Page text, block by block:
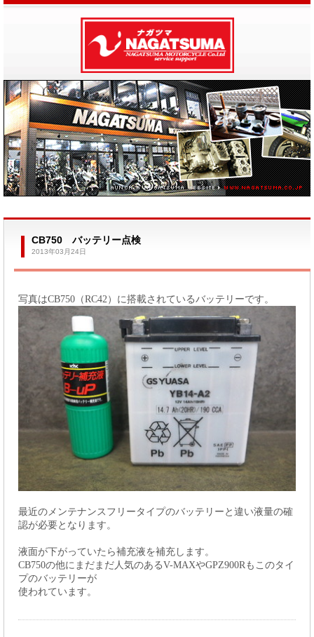
CB750 バッテリー点検
2013年03月24日
写真はCB750（RC42）に搭載されているバッテリーです。
最近のメンテナンスフリータイプのバッテリーと違い液量の確
認が必要となります。
液面が下がっていたら補充液を補充します。
CB750の他にまだまだ人気のあるV-MAXやGPZ900Rもこのタイ
プのバッテリーが
使われています。